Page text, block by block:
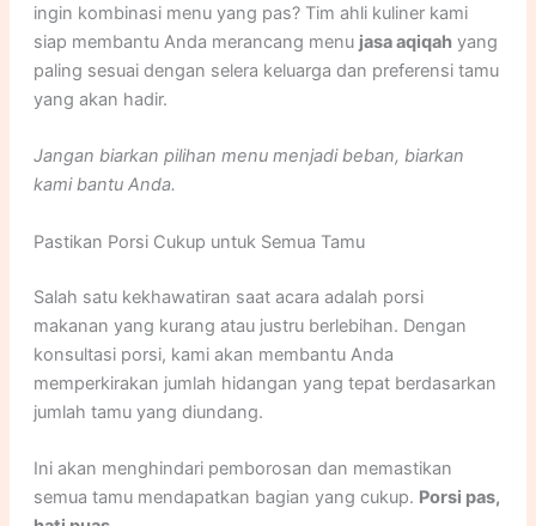
ingin kombinasi menu yang pas? Tim ahli kuliner kami
siap membantu Anda merancang menu jasa aqiqahyang
paling sesuai dengan selera keluarga dan preferensi tamu
yang akan hadir.
Jangan biarkan pilihan menu menjadi beban, biarkan
kami bantu Anda.
Pastikan Porsi Cukup untuk Semua Tamu
Salah satu kekhawatiran saat acara adalah porsi
makanan yang kurang atau justru berlebihan. Dengan
konsultasi porsi, kami akan membantu Anda
memperkirakan jumlah hidangan yang tepat berdasarkan
jumlah tamu yang diundang.
Ini akan menghindari pemborosan dan memastikan
semua tamu mendapatkan bagian yang cukup. Porsi pas,